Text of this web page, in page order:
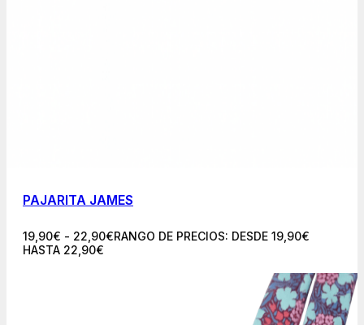
PAJARITA JAMES
19,90€ - 22,90€RANGO DE PRECIOS: DESDE 19,90€
HASTA 22,90€